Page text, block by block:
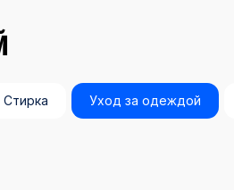
Стирка Уход за одеждой